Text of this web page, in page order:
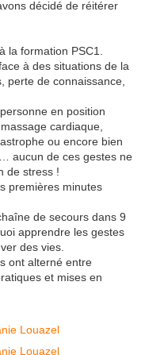
décidé de réitérer
la formation PSC1.
à des situations de la
perte de connaissance,
en position
cardiaque,
ou encore bien
aucun de ces gestes ne
de stress !
premières minutes
de secours dans 9
apprendre les gestes
des vies.
ont alterné entre
et mises en